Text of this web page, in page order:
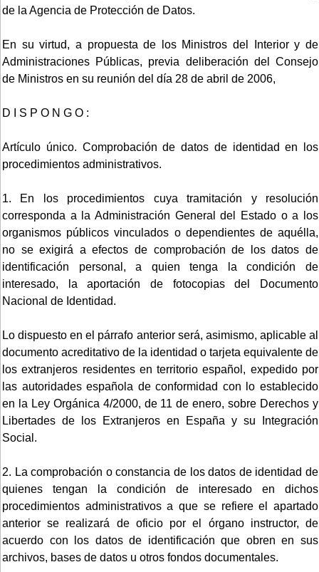
de la Agencia de Protección de Datos.
En su virtud, a propuesta de los Ministros del Interior y de
Administraciones Públicas, previa deliberación del Consejo
de Ministros en su reunión del día 28 de abril de 2006,
D I S P O N G O :
Artículo único. Comprobación de datos de identidad en los
procedimientos administrativos.
1. En los procedimientos cuya tramitación y resolución
corresponda a la Administración General del Estado o a los
organismos públicos vinculados o dependientes de aquélla,
no se exigirá a efectos de comprobación de los datos de
identificación personal, a quien tenga la condición de
interesado, la aportación de fotocopias del Documento
Nacional de Identidad.
Lo dispuesto en el párrafo anterior será, asimismo, aplicable al
documento acreditativo de la identidad o tarjeta equivalente de
los extranjeros residentes en territorio español, expedido por
las autoridades española de conformidad con lo establecido
en la Ley Orgánica 4/2000, de 11 de enero, sobre Derechos y
Libertades de los Extranjeros en España y su Integración
Social.
2. La comprobación o constancia de los datos de identidad de
quienes tengan la condición de interesado en dichos
procedimientos administrativos a que se refiere el apartado
anterior se realizará de oficio por el órgano instructor, de
acuerdo con los datos de identificación que obren en sus
archivos, bases de datos u otros fondos documentales.